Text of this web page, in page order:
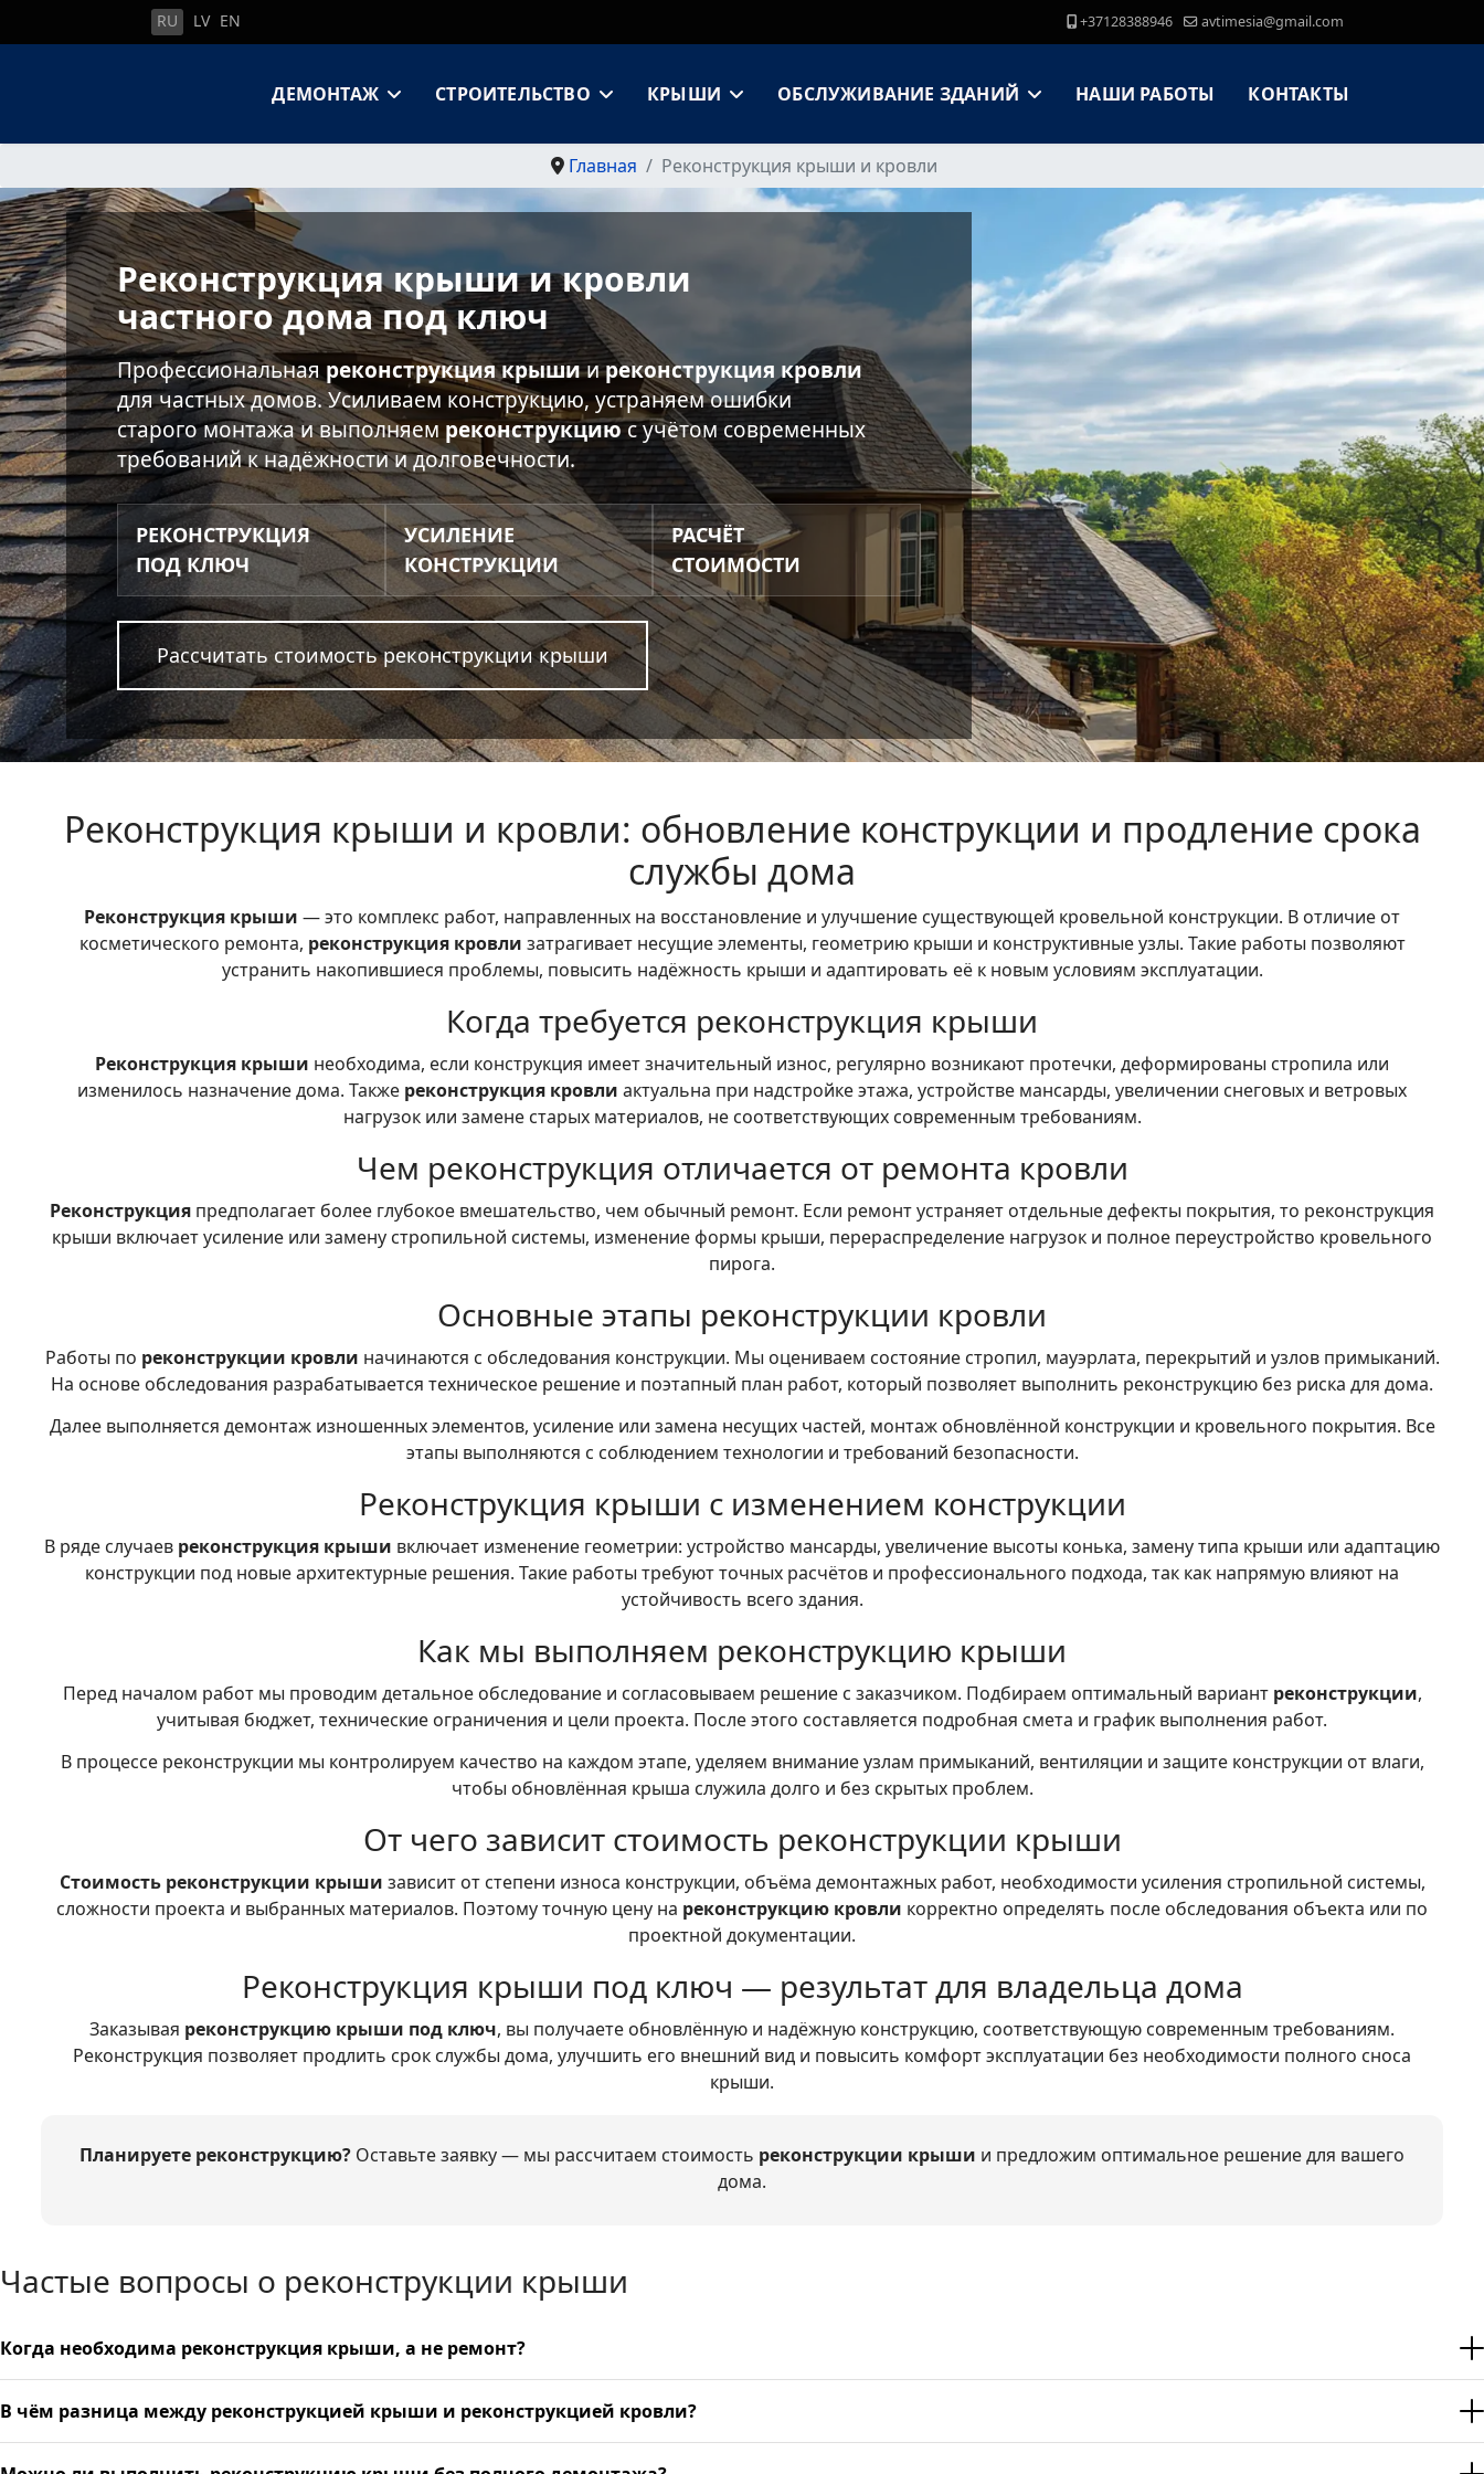
RU LV EN +37128388946 avtimesia@gmail.com
ДЕМОНТАЖ СТРОИТЕЛЬСТВО КРЫШИ ОБСЛУЖИВАНИЕ ЗДАНИЙ НАШИ РАБОТЫ КОНТАКТЫ
Главная Реконструкция крыши и кровли
Реконструкция крыши и кровли
частного дома под ключ
Профессиональнаяреконструкция крышииреконструкция кровли
для частных домов. Усиливаем конструкцию, устраняем ошибки
старого монтажа и выполняемреконструкциюс учётом современных
требований к надёжности и долговечности.
РЕКОНСТРУКЦИЯ
ПОД КЛЮЧ
УСИЛЕНИЕ
КОНСТРУКЦИИ
РАСЧЁТ
СТОИМОСТИ
Рассчитать стоимость реконструкции крыши
Реконструкция крыши и кровли: обновление конструкции и продление срока
службы дома
Реконструкция крыши — это комплекс работ, направленных на восстановление и улучшение существующей кровельной конструкции. В отличие от
косметического ремонта, реконструкция кровли затрагивает несущие элементы, геометрию крыши и конструктивные узлы. Такие работы позволяют
устранить накопившиеся проблемы, повысить надёжность крыши и адаптировать её к новым условиям эксплуатации.
Когда требуется реконструкция крыши
Реконструкция крыши необходима, если конструкция имеет значительный износ, регулярно возникают протечки, деформированы стропила или
изменилось назначение дома. Также реконструкция кровли актуальна при надстройке этажа, устройстве мансарды, увеличении снеговых и ветровых
нагрузок или замене старых материалов, не соответствующих современным требованиям.
Чем реконструкция отличается от ремонта кровли
Реконструкция предполагает более глубокое вмешательство, чем обычный ремонт. Если ремонт устраняет отдельные дефекты покрытия, то реконструкция
крыши включает усиление или замену стропильной системы, изменение формы крыши, перераспределение нагрузок и полное переустройство кровельного
пирога.
Основные этапы реконструкции кровли
Работы по реконструкции кровли начинаются с обследования конструкции. Мы оцениваем состояние стропил, мауэрлата, перекрытий и узлов примыканий.
На основе обследования разрабатывается техническое решение и поэтапный план работ, который позволяет выполнить реконструкцию без риска для дома.
Далее выполняется демонтаж изношенных элементов, усиление или замена несущих частей, монтаж обновлённой конструкции и кровельного покрытия. Все
этапы выполняются с соблюдением технологии и требований безопасности.
Реконструкция крыши с изменением конструкции
В ряде случаев реконструкция крыши включает изменение геометрии: устройство мансарды, увеличение высоты конька, замену типа крыши или адаптацию
конструкции под новые архитектурные решения. Такие работы требуют точных расчётов и профессионального подхода, так как напрямую влияют на
устойчивость всего здания.
Как мы выполняем реконструкцию крыши
Перед началом работ мы проводим детальное обследование и согласовываем решение с заказчиком. Подбираем оптимальный вариант реконструкции,
учитывая бюджет, технические ограничения и цели проекта. После этого составляется подробная смета и график выполнения работ.
В процессе реконструкции мы контролируем качество на каждом этапе, уделяем внимание узлам примыканий, вентиляции и защите конструкции от влаги,
чтобы обновлённая крыша служила долго и без скрытых проблем.
От чего зависит стоимость реконструкции крыши
Стоимость реконструкции крыши зависит от степени износа конструкции, объёма демонтажных работ, необходимости усиления стропильной системы,
сложности проекта и выбранных материалов. Поэтому точную цену на реконструкцию кровли корректно определять после обследования объекта или по
проектной документации.
Реконструкция крыши под ключ — результат для владельца дома
Заказывая реконструкцию крыши под ключ, вы получаете обновлённую и надёжную конструкцию, соответствующую современным требованиям.
Реконструкция позволяет продлить срок службы дома, улучшить его внешний вид и повысить комфорт эксплуатации без необходимости полного сноса
крыши.
Планируете реконструкцию? Оставьте заявку — мы рассчитаем стоимость реконструкции крыши и предложим оптимальное решение для вашего
дома.
Частые вопросы о реконструкции крыши
Когда необходима реконструкция крыши, а не ремонт?
В чём разница между реконструкцией крыши и реконструкцией кровли?